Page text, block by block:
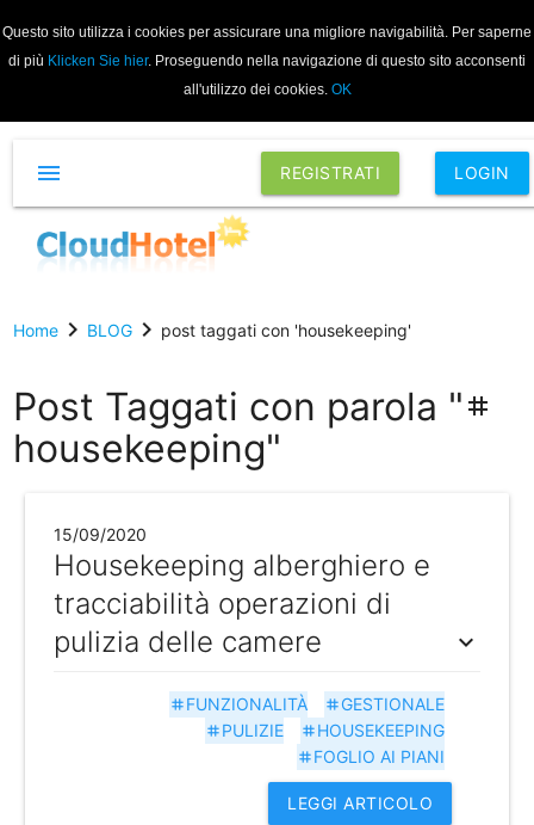
Questo sito utilizza i cookies per assicurare una migliore navigabilità. Per saperne
di più Klicken Sie hier. Proseguendo nella navigazione di questo sito acconsenti
all'utilizzo dei cookies. OK
REGISTRATI LOGIN
menu
Homechevron_right BLOGchevron_right post taggati con 'housekeeping'
Post Taggati con parola " tag
housekeeping"
15/09/2020
Housekeeping alberghiero e
tracciabilità operazioni di
pulizia delle camere
expand_more
tag GESTIONALE
tag FUNZIONALITÀ
tag HOUSEKEEPING
tag PULIZIE
tag FOGLIO AI PIANI
LEGGI ARTICOLO